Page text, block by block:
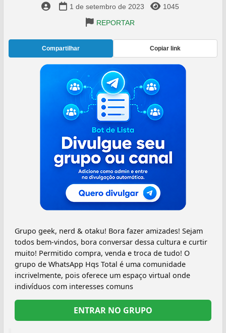
1 de setembro de 2023
1045
REPORTAR
Compartilhar Copiar link
Grupo geek, nerd & otaku! Bora fazer amizades! Sejam
todos bem-vindos, bora conversar dessa cultura e curtir
muito! Permitido compra, venda e troca de tudo! O
grupo de WhatsApp Hqs Total é uma comunidade
incrivelmente, pois oferece um espaço virtual onde
indivíduos com interesses comuns
ENTRAR NO GRUPO